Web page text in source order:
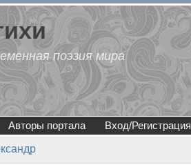
поэзия мира
Авторы портала Вход/Регистрация